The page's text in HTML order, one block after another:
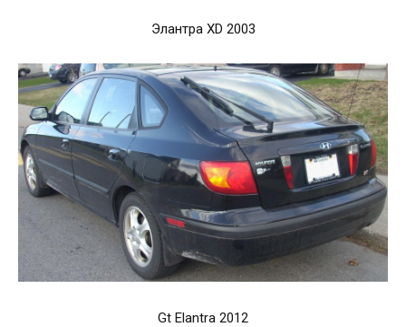
Элантра XD 2003
Gt Elantra 2012